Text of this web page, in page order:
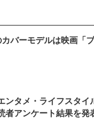
バーモデルは映画「
ンタメ・ライフスタイ
者アンケート結果を発